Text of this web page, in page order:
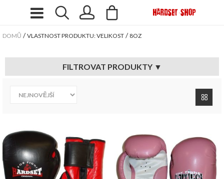
DOMŮ /VLASTNOST PRODUKTU: VELIKOST / 8OZ
FILTROVAT PRODUKTY ▼